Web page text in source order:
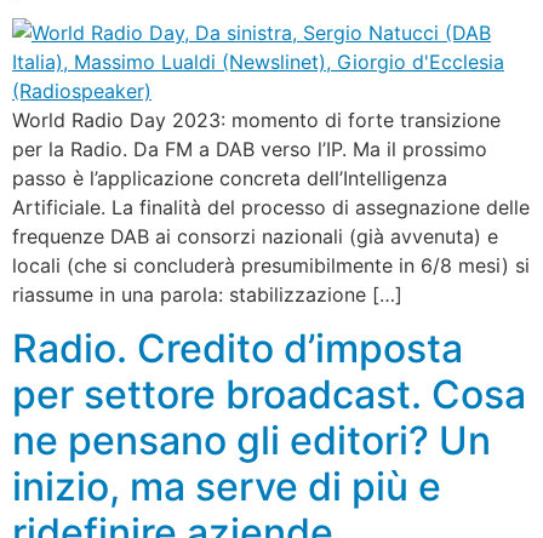
World Radio Day 2023: momento di forte transizione
per la Radio. Da FM a DAB verso l’IP. Ma il prossimo
passo è l’applicazione concreta dell’Intelligenza
Artificiale. La finalità del processo di assegnazione delle
frequenze DAB ai consorzi nazionali (già avvenuta) e
locali (che si concluderà presumibilmente in 6/8 mesi) si
riassume in una parola: stabilizzazione […]
Radio. Credito d’imposta
per settore broadcast. Cosa
ne pensano gli editori? Un
inizio, ma serve di più e